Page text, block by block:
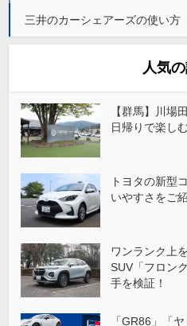
三井のカーシェアーズの使い方
人気
【群馬】川場
日帰りで楽し
トヨタの新型
いやすさをご
ワンランク上
SUV「フロン
手を検証！
「GR86」「